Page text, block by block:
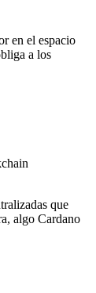
en el espacio
a los
que
algo Cardano